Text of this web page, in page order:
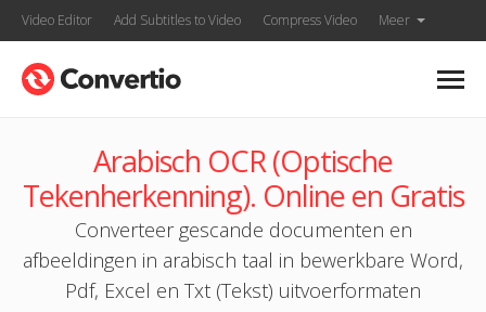
Video Editor Add Subtitles to Video Compress Video Meer
Arabisch OCR (Optische
Tekenherkenning). Online en Gratis
Converteer gescande documenten en
afbeeldingen in arabisch taal in bewerkbare Word,
Pdf, Excel en Txt (Tekst) uitvoerformaten